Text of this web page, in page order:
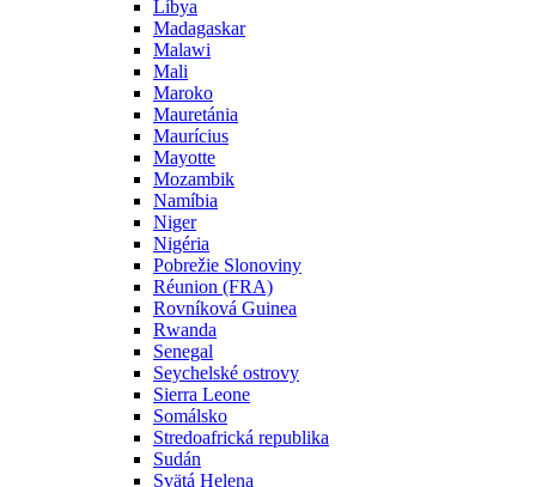
Líbya
Madagaskar
Malawi
Mali
Maroko
Mauretánia
Maurícius
Mayotte
Mozambik
Namíbia
Niger
Nigéria
Pobrežie Slonoviny
Réunion (FRA)
Rovníková Guinea
Rwanda
Senegal
Seychelské ostrovy
Sierra Leone
Somálsko
Stredoafrická republika
Sudán
Svätá Helena